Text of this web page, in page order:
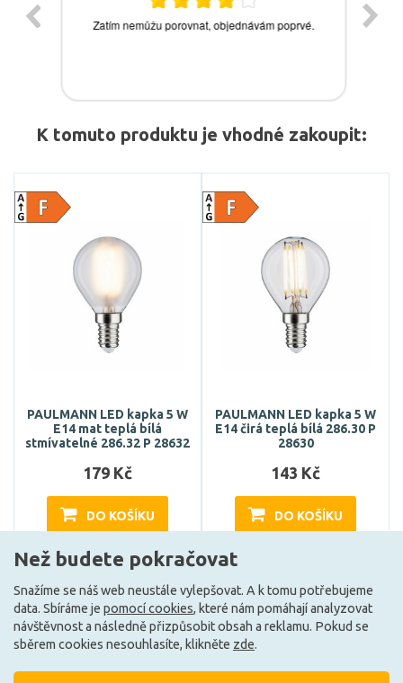
K tomuto produktu je vhodné zakoupit:
PAULMANN LED kapka 5 W
E14 mat teplá bílá
stmívatelné 286.32 P 28632
179 Kč
DO KOŠÍKU
Může být u Vás 19. 8.
PAULMANN LED kapka 5 W
E14 čirá teplá bílá 286.30 P
28630
143 Kč
DO KOŠÍKU
Může být u Vás 19. 8.
Než budete pokračovat
Snažíme se náš web neustále vylepšovat. A k tomu potřebujeme
data. Sbíráme je pomocí cookies, které nám pomáhají analyzovat
návštěvnost a následně přizpůsobit obsah a reklamu. Pokud se
sběrem cookies nesouhlasíte, klikněte zde.